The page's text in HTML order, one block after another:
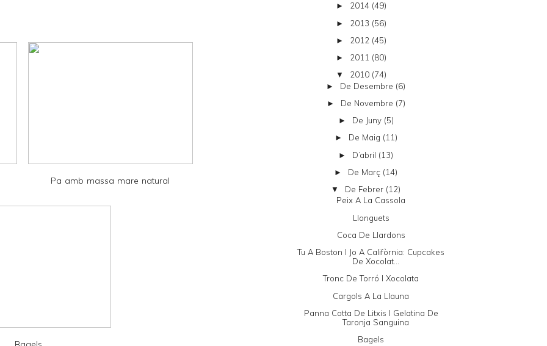
Pa amb massa mare natural
► 2014 (49)
► 2013 (56)
► 2012 (45)
► 2011 (80)
▼ 2010 (74)
► De Desembre (6)
► De Novembre (7)
► De Juny (5)
► De Maig (11)
► D’abril (13)
► De Març (14)
▼ De Febrer (12)
Peix A La Cassola
Llonguets
Coca De Llardons
Tu A Boston I Jo A Califòrnia: Cupcakes
De Xocolat...
Tronc De Torró I Xocolata
Cargols A La Llauna
Panna Cotta De Litxis I Gelatina De
Taronja Sanguina
Bagels